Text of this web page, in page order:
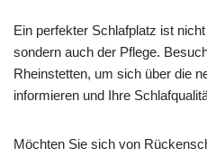
Ein perfekter Schlafplatz ist
sondern auch der Pflege.
Rheinstetten, um sich über die
informieren und Ihre
Möchten Sie sich von